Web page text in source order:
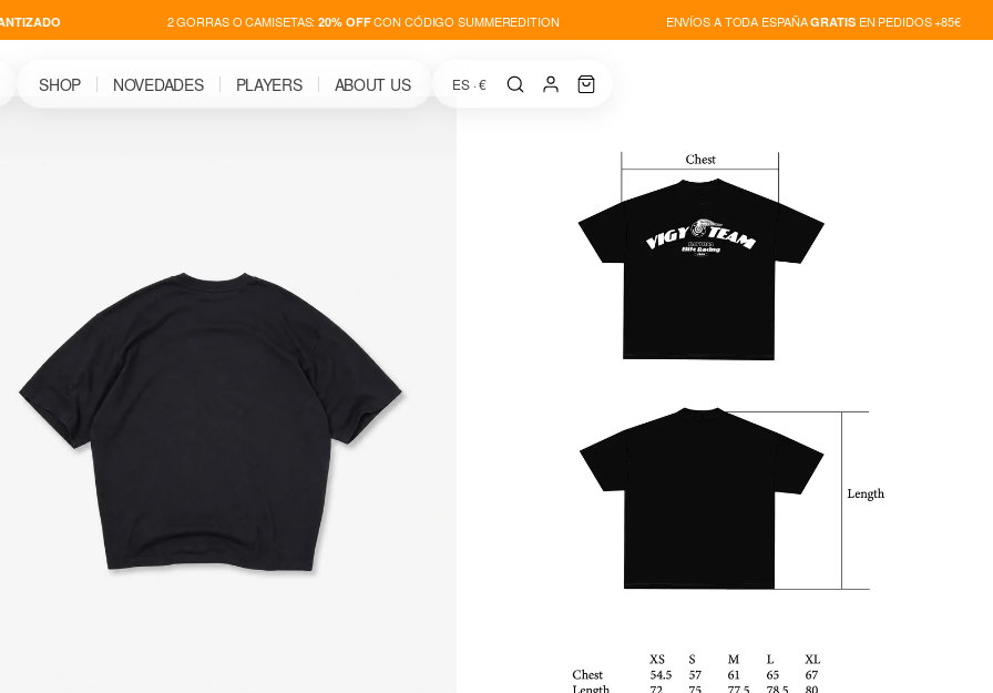
2 GORRAS O CAMISETAS:20% OFFCON CÓDIGO SUMMEREDITION ENVÍOS A TODA ESPAÑAGRATISEN PEDIDOS +85€
SHOP NOVEDADES PLAYERS ABOUT US ES · €